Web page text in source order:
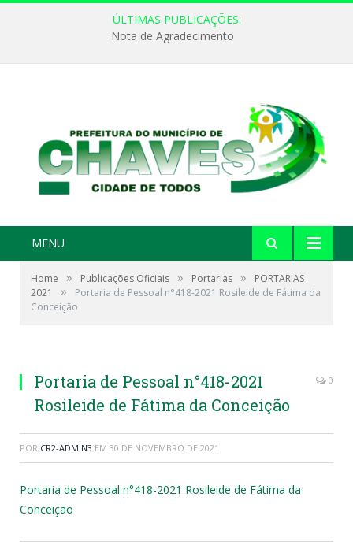
ÚLTIMAS PUBLICAÇÕES:
Nota de Agradecimento
MENU
Home » Publicações Oficiais » Portarias »
PORTARIAS
2021
»
Portaria de Pessoal n°418-2021 Rosileide de Fátima da
Conceição
Portaria de Pessoal n°418-2021
Rosileide de Fátima da Conceição
0
POR CR2-ADMIN3 EM 30 DE NOVEMBRO DE 2021
Portaria de Pessoal n°418-2021 Rosileide de Fátima da
Conceição